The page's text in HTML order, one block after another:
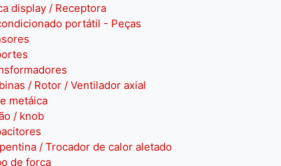
display / Receptora
portátil - Peças
/ Rotor / Ventilador axial
metáica
/ knob
/ Trocador de calor aletado
de força